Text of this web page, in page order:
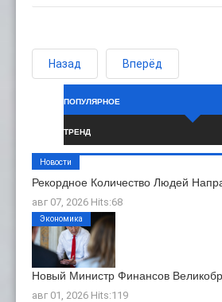
Назад Вперёд
ПОПУЛЯРНОЕ
ТРЕНД
Рекордное Количество Людей
авг 07, 2026 Hits:68
Новости
Новый Министр Финансов
авг 01, 2026 Hits:119
Экономика